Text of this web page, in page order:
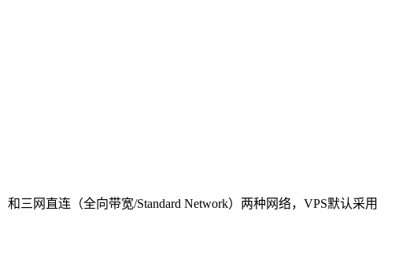
三网直连（全向带宽/Standard Network）两种网络，VPS默认采用